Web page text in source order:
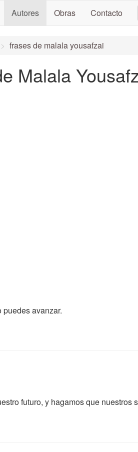
Autores Obras Contacto
frases de malala yousafzai
Malala
avanzar.
futuro, y hagamos que nuestros